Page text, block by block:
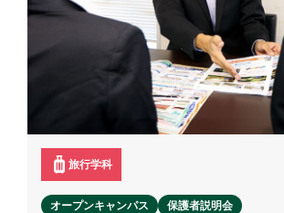
旅行学科
オープンキャンパス 保護者説明会